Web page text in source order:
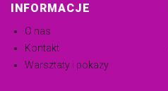
INFORMACJE
O nas
Kontakt
Warsztaty i pokazy